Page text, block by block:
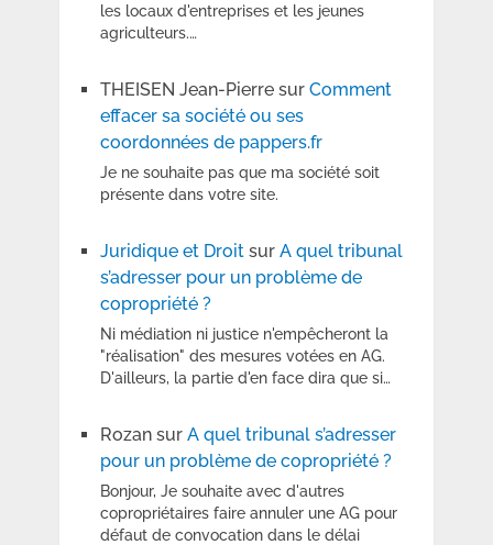
les locaux d'entreprises et les jeunes
agriculteurs.…
THEISEN Jean-Pierresur Comment
effacer sa société ou ses
coordonnées de pappers.fr
Je ne souhaite pas que ma société soit
présente dans votre site.
Juridique et Droitsur A quel tribunal
s’adresser pour un problème de
copropriété ?
Ni médiation ni justice n'empêcheront la
"réalisation" des mesures votées en AG.
D'ailleurs, la partie d'en face dira que si…
Rozansur A quel tribunal s’adresser
pour un problème de copropriété ?
Bonjour, Je souhaite avec d'autres
copropriétaires faire annuler une AG pour
défaut de convocation dans le délai